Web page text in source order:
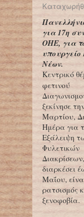
για 17η
ΟΗΕ, για
Νέων.
Κεντρικό
φετινού
ξεκίνησε
Μαρτίου,
Ημέρα για
Εξάλειψη
Φυλετικών
διαρκέσει
Μαΐου,
ρατσισμός
ξενοφοβία.